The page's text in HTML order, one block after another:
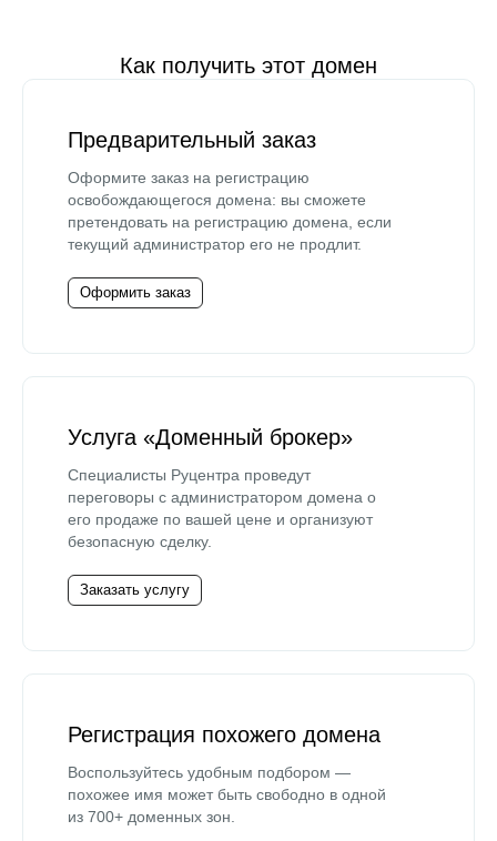
Как получить этот домен
Предварительный заказ
Оформите заказ на регистрацию
освобождающегося домена: вы сможете
претендовать на регистрацию домена, если
текущий администратор его не продлит.
Оформить заказ
Услуга «Доменный брокер»
Специалисты Руцентра проведут
переговоры с администратором домена о
его продаже по вашей цене и организуют
безопасную сделку.
Заказать услугу
Регистрация похожего домена
Воспользуйтесь удобным подбором —
похожее имя может быть свободно в одной
из 700+ доменных зон.